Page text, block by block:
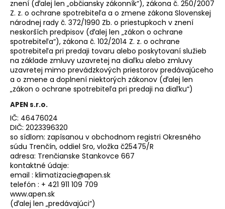
znení (ďalej len „občiansky zákonník“), zákona č. 250/2007
Z. z. o ochrane spotrebiteľa a o zmene zákona Slovenskej
národnej rady č. 372/1990 Zb. o priestupkoch v znení
neskorších predpisov (ďalej len „zákon o ochrane
spotrebiteľa“), zákona č. 102/2014 Z. z. o ochrane
spotrebiteľa pri predaji tovaru alebo poskytovaní služieb
na základe zmluvy uzavretej na diaľku alebo zmluvy
uzavretej mimo prevádzkových priestorov predávajúceho
a o zmene a doplnení niektorých zákonov (ďalej len
„zákon o ochrane spotrebiteľa pri predaji na diaľku“)
APEN s.r.o.
IČ: 46476024
DIČ: 2023396320
so sídlom: zapísanou v obchodnom registri Okresného
súdu Trenčín, oddiel Sro, vložka č25475/R
adresa: Trenčianske Stankovce 667
kontaktné údaje:
email : klimatizacie@apen.sk
telefón : + 421 911 109 709
www.apen.sk
(ďalej len „predávajúci“)
e
b
u
j
e
t
e
n
á
j
s
ť
?